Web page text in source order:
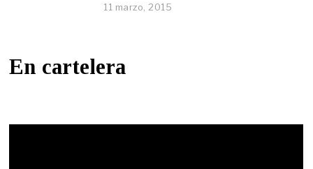
11 marzo, 2015
En cartelera